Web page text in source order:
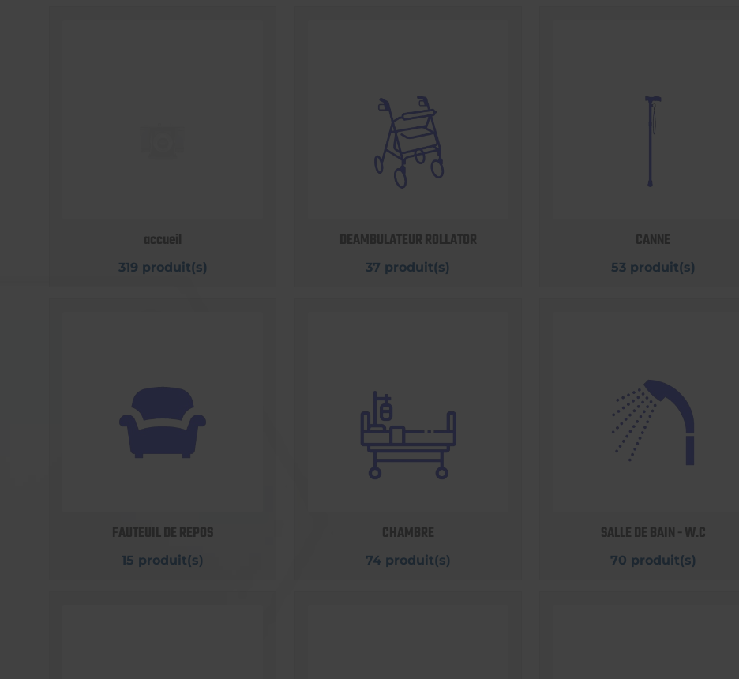
accueil
319 produit(s)
DEAMBULATEUR ROLLATOR
37 produit(s)
CANNE
53 produit(s)
FAUTEUIL DE REPOS
15 produit(s)
CHAMBRE
74 produit(s)
SALLE DE BAIN - W.C
70 produit(s)